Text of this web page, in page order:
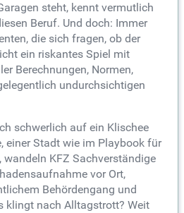
steht, kennt vermutlich
Beruf. Und doch: Immer
die sich fragen, ob der
ein riskantes Spiel mit
Berechnungen, Normen,
undurchsichtigen
schwerlich auf ein Klischee
einer Stadt wie im Playbook für
KFZ Sachverständige
vor Ort,
Behördengang und
klingt nach Alltagstrott? Weit